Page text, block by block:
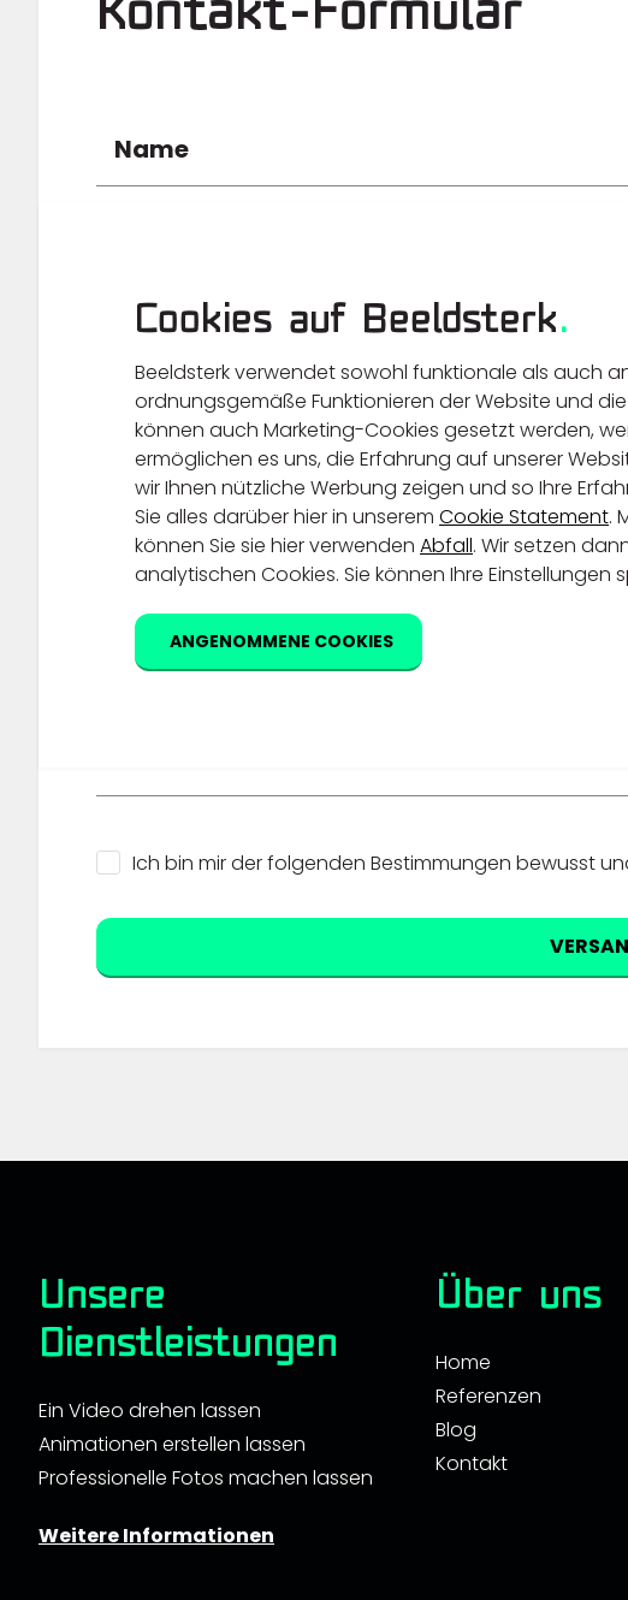
Kontakt-Formular
Name
E-Mail Adresse
Rufnummer
Fragen/Kommentare
Ich bin mir der folgenden Bestimmungen bewusst
Unsere
Dienstleistungen
Ein Video drehen lassen
Animationen erstellen lassen
Professionelle Fotos machen lassen
Weitere Informationen
Über uns
Home
Referenzen
Blog
Kontakt
Cookies auf Beeldsterk.
Beeldsterk verwendet sowohl funktionale als auch
ordnungsgemäße Funktionieren der Website und
können auch Marketing-Cookies gesetzt werden,
ermöglichen es uns, die Erfahrung auf unserer
wir Ihnen nützliche Werbung zeigen und so Ihre
Sie alles darüber hier in unserem Cookie Statement.
können Sie sie hier verwenden Abfall. Wir setzen
analytischen Cookies. Sie können Ihre Einstellungen
ANGENOMMENE COOKIES